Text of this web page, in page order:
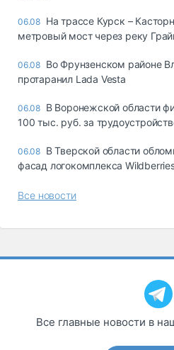
06.08 На трассе Курск –
метровый мост через реку
06.08 Во Фрунзенском районе
протаранил Lada Vesta
06.08 В Воронежской области
100 тыс. руб. за
06.08 В Тверской области
фасад логокомплекса
Все новости
Все главные новости в